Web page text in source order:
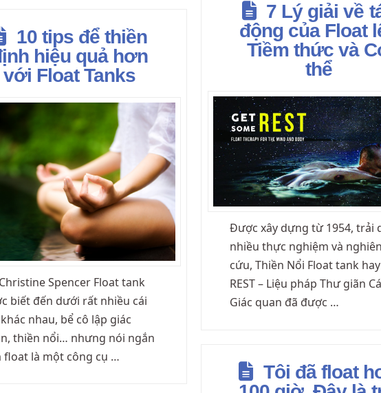
7 Lý giải về
động của Float
Tiềm thức và
thể
Được xây dựng từ 1954, trải
nhiều thực nghiệm và nghiên
cứu, Thiền Nổi Float tank hay
REST – Liệu pháp Thư giãn
Giác quan đã được …
10 tips để thiền
hiệu quả hơn
với Float Tanks
Spencer Float tank
biết đến dưới rất nhiều cái
nhau, bể cô lập giác
thiền nổi… nhưng nói ngắn
float là một công cụ …
Tôi đã float